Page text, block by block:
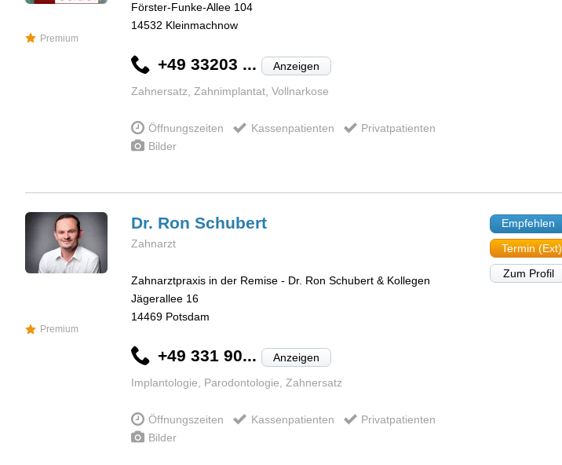
Premium
Förster-Funke-Allee 104
14532 Kleinmachnow
+49 33203 ... Anzeigen
Zahnersatz, Zahnimplantat, Vollnarkose
Öffnungszeiten Kassenpatienten
Privatpatienten
Bilder
Premium
Dr. Ron Schubert
Zahnarzt
Zahnarztpraxis in der Remise - Dr. Ron Schubert & Kollegen
Jägerallee 16
14469 Potsdam
+49 331 90... Anzeigen
Implantologie, Parodontologie, Zahnersatz
Öffnungszeiten Kassenpatienten
Privatpatienten
Bilder
Empfehlen
Termin (Ext)
Zum Profil